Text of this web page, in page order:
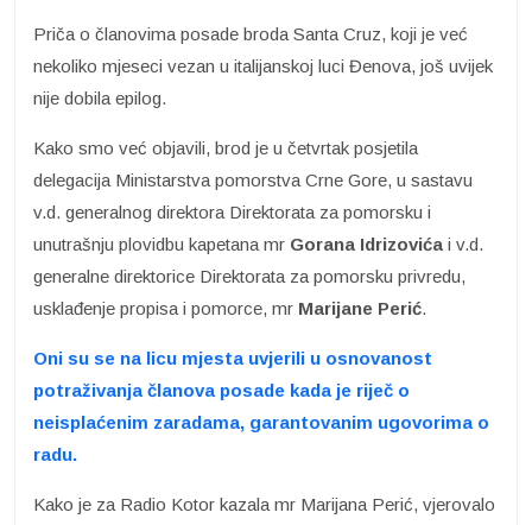
Priča o članovima posade broda Santa Cruz, koji je već
nekoliko mjeseci vezan u italijanskoj luci Đenova, još uvijek
nije dobila epilog.
Kako smo već objavili, brod je u četvrtak posjetila
delegacija Ministarstva pomorstva Crne Gore, u sastavu
v.d. generalnog direktora Direktorata za pomorsku i
unutrašnju plovidbu kapetana mr Gorana Idrizovića i v.d.
generalne direktorice Direktorata za pomorsku privredu,
usklađenje propisa i pomorce, mr Marijane Perić.
Oni su se na licu mjesta uvjerili u osnovanost
potraživanja članova posade kada je riječ o
neisplaćenim zaradama, garantovanim ugovorima o
radu.
Kako je za Radio Kotor kazala mr Marijana Perić, vjerovalo